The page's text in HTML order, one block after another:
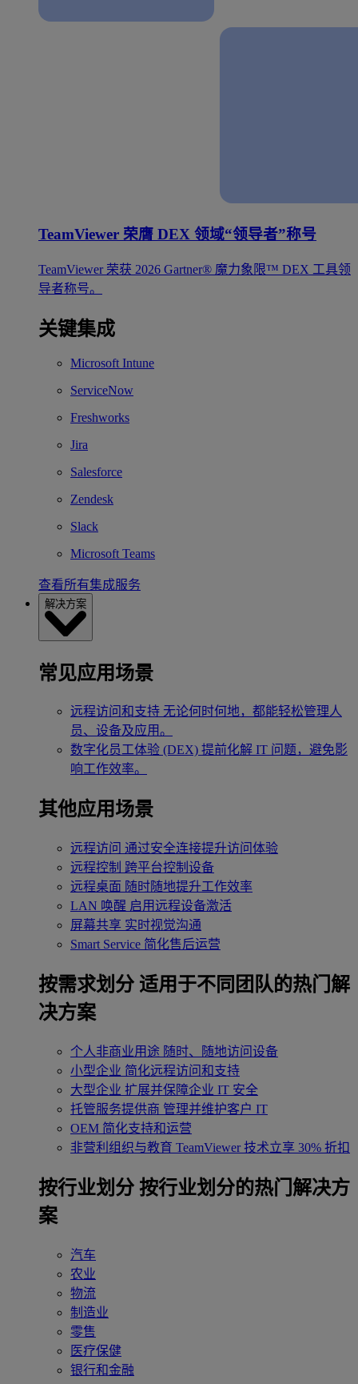
TeamViewer 荣膺 DEX 领域“领导者”称号
TeamViewer 荣获 2026 Gartner® 魔力象限™ DEX 工具领
导者称号。
关键集成
Microsoft Intune
ServiceNow
Freshworks
Jira
Salesforce
Zendesk
Slack
Microsoft Teams
查看所有集成服务
解决方案
常见应用场景
远程访问和支持 无论何时何地，都能轻松管理人
员、设备及应用。
数字化员工体验 (DEX) 提前化解 IT 问题，避免影
响工作效率。
其他应用场景
远程访问 通过安全连接提升访问体验
远程控制 跨平台控制设备
远程桌面 随时随地提升工作效率
LAN 唤醒 启用远程设备激活
屏幕共享 实时视觉沟通
Smart Service 简化售后运营
按需求划分 适用于不同团队的热门解
决方案
个人非商业用途 随时、随地访问设备
小型企业 简化远程访问和支持
大型企业 扩展并保障企业 IT 安全
托管服务提供商 管理并维护客户 IT
OEM 简化支持和运营
非营利组织与教育 TeamViewer 技术立享 30% 折扣
‌按行业划分 按行业划分的热门解决方
案
汽车
农业
物流
制造业
零售
医疗保健
银行和金融